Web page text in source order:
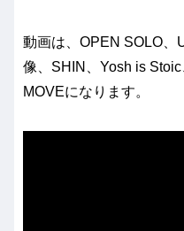
動画は、OPEN SOLO、
像、SHIN、Yosh is
MOVEになります。